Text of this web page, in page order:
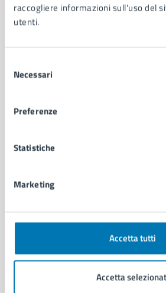
raccogliere informazioni sull'uso del
utenti.
delNecessari
Preferenze
Statistiche
Marketing
Accetta tutti
Accetta
AMMINISTRAZIONE
Municipalità
Enti e fondazioni
Documenti e dati
Ambiente